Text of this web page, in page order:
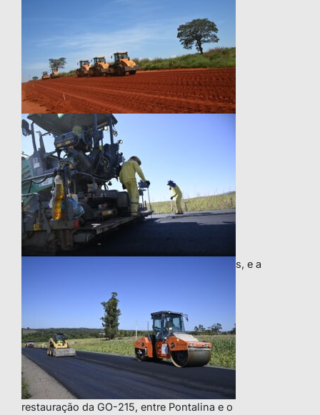
s, e a
restauração da GO-215, entre Pontalina e o